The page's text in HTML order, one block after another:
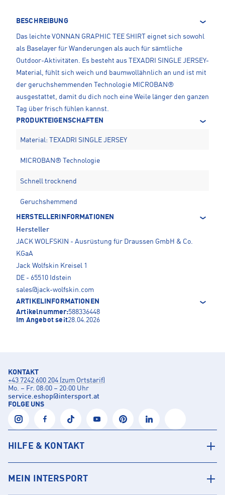
BESCHREIBUNG
Das leichte VONNAN GRAPHIC TEE SHIRT eignet sich sowohl
als Baselayer für Wanderungen als auch für sämtliche
Outdoor-Aktivitäten. Es besteht aus TEXADRI SINGLE JERSEY-
Material, fühlt sich weich und baumwollähnlich an und ist mit
der geruchshemmenden Technologie MICROBAN®
ausgestattet, damit du dich noch eine Weile länger den ganzen
Tag über frisch fühlen kannst.
PRODUKTEIGENSCHAFTEN
Material: TEXADRI SINGLE JERSEY
MICROBAN® Technologie
Schnell trocknend
Geruchshemmend
HERSTELLERINFORMATIONEN
Hersteller
JACK WOLFSKIN - Ausrüstung für Draussen GmbH & Co.
KGaA
Jack Wolfskin Kreisel 1
DE - 65510 Idstein
sales@jack-wolfskin.com
ARTIKELINFORMATIONEN
Artikelnummer:588336448
Im Angebot seit28.04.2026
KONTAKT
+43 7242 600 204 (zum Ortstarif)
Mo. – Fr. 08:00 – 20:00 Uhr
service.eshop@intersport.at
FOLGE UNS
HILFE & KONTAKT
MEIN INTERSPORT